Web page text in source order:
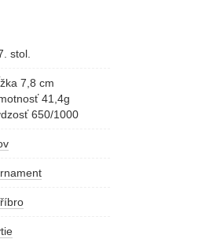
stol.
7,8 cm
41,4g
650/1000